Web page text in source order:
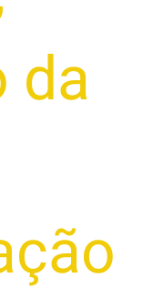
da